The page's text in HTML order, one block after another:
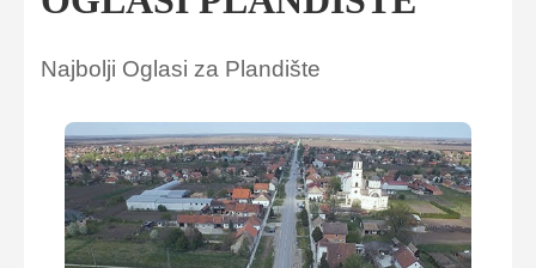
Najbolji Oglasi za Plandište